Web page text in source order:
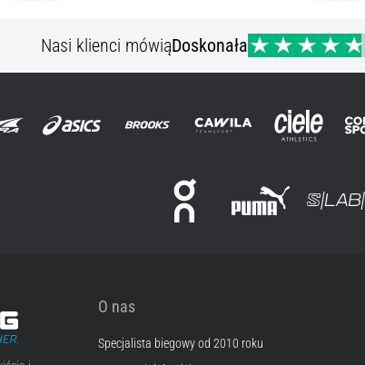
Nasi klienci mówiąDoskonała
O nas
Specjalista biegowy od 2010 roku